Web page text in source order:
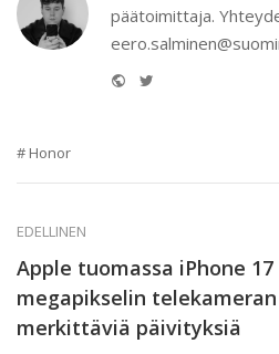
päätoimittaja.
Website
Honor
EDELLINEN
Apple tuomassa iPhone
megapikselin
merkittäviä päivityksiä